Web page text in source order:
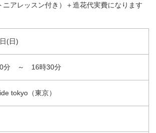
ニアレッスン付き）＋造花代実費になります
(日)
分 ～ 16時30分
tokyo（東京）